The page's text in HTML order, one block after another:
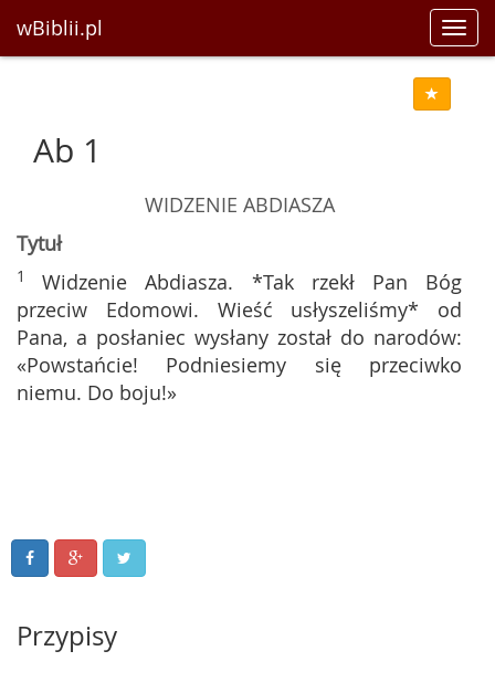
wBiblii.pl
Ab 1
WIDZENIE ABDIASZA
Tytuł
1Widzenie Abdiasza. *Tak rzekł Pan Bóg
przeciw Edomowi. Wieść usłyszeliśmy* od
Pana, a posłaniec wysłany został do narodów:
«Powstańcie! Podniesiemy się przeciwko
niemu. Do boju!»
Przypisy